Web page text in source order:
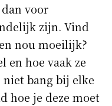
voor
zijn. Vind
nou moeilijk?
en hoe vaak ze
niet bang bij elke
hoe je deze moet